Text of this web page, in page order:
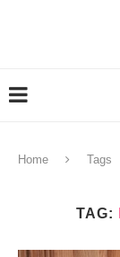
Home Tags
TAG: